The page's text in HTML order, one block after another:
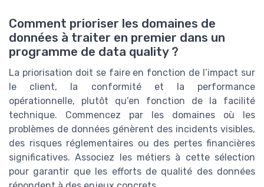
Comment prioriser les domaines de
données à traiter en premier dans un
programme de data quality ?
La priorisation doit se faire en fonction de l’impact sur
le client, la conformité et la performance
opérationnelle, plutôt qu’en fonction de la facilité
technique. Commencez par les domaines où les
problèmes de données génèrent des incidents visibles,
des risques réglementaires ou des pertes financières
significatives. Associez les métiers à cette sélection
pour garantir que les efforts de qualité des données